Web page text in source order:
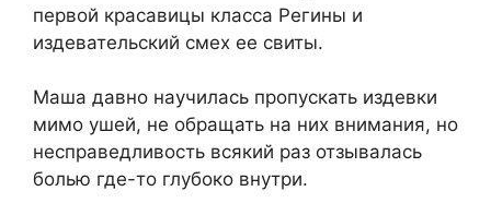
первой красавицы класса Регины и
издевательский смех ее свиты.
Маша давно научилась пропускать издевки
мимо ушей, не обращать на них внимания, но
несправедливость всякий раз отзывалась
болью где-то глубоко внутри.